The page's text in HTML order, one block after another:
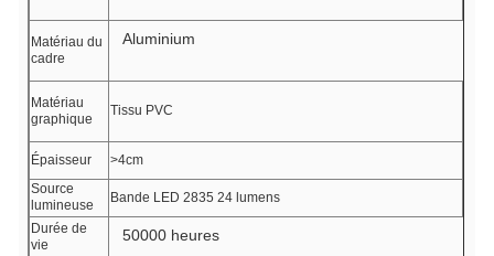
Matériau du
cadre
Aluminium
Matériau
graphique
Tissu PVC
Épaisseur
>4cm
Source
lumineuse
Bande LED 2835 24 lumens
Durée de
vie
50000 heures